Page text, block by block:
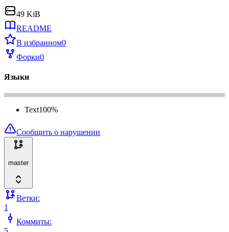
49 KiB
README
В избранном0
Форки0
Языки
Text100%
Сообщить о нарушении
master
Ветки:
1
Коммиты: